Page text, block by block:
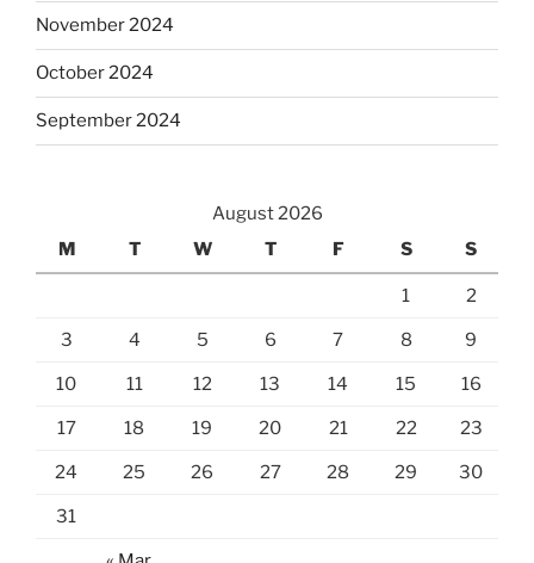
November 2024
October 2024
September 2024
August 2026
M
T W T F S S
1 2
3 4 5 6 7 8 9
10 11 12 13 14 15 16
17 18 19 20 21 22 23
24 25 26 27 28 29 30
31